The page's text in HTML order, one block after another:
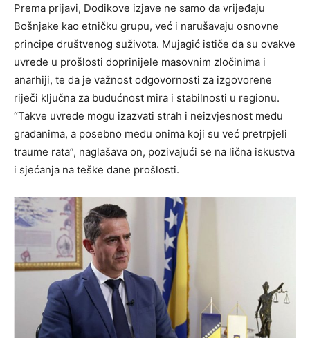
Prema prijavi, Dodikove izjave ne samo da vrijeđaju
Bošnjake kao etničku grupu, već i narušavaju osnovne
principe društvenog suživota. Mujagić ističe da su ovakve
uvrede u prošlosti doprinijele masovnim zločinima i
anarhiji, te da je važnost odgovornosti za izgovorene
riječi ključna za budućnost mira i stabilnosti u regionu.
“Takve uvrede mogu izazvati strah i neizvjesnost među
građanima, a posebno među onima koji su već pretrpjeli
traume rata”, naglašava on, pozivajući se na lična iskustva
i sjećanja na teške dane prošlosti.